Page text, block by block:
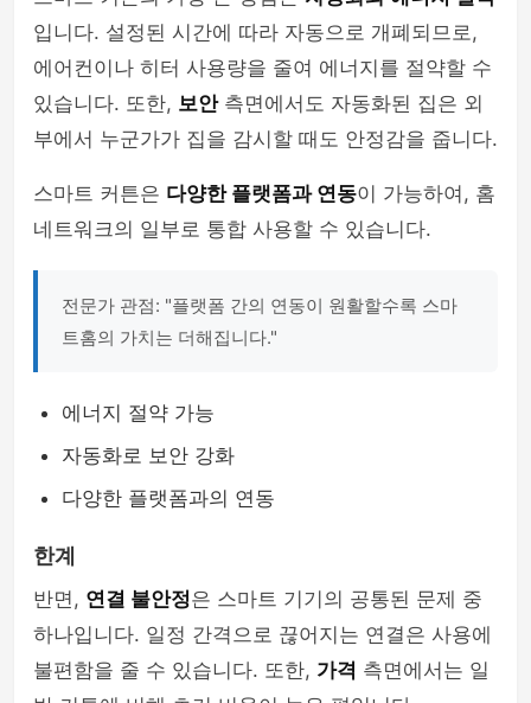
입니다. 설정된 시간에 따라 자동으로 개폐되므로,
에어컨이나 히터 사용량을 줄여 에너지를 절약할 수
있습니다. 또한, 보안측면에서도 자동화된 집은 외
부에서 누군가가 집을 감시할 때도 안정감을 줍니다.
스마트 커튼은 다양한 플랫폼과 연동이 가능하여, 홈
네트워크의 일부로 통합 사용할 수 있습니다.
전문가 관점: "플랫폼 간의 연동이 원활할수록 스마
트홈의 가치는 더해집니다."
에너지 절약 가능
자동화로 보안 강화
다양한 플랫폼과의 연동
한계
반면, 연결 불안정은 스마트 기기의 공통된 문제 중
하나입니다. 일정 간격으로 끊어지는 연결은 사용에
불편함을 줄 수 있습니다. 또한, 가격 측면에서는 일